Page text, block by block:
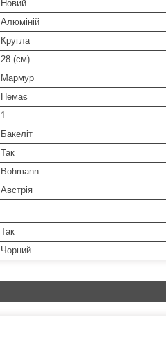
Новий
Алюміній
Кругла
28 (см)
Мармур
Немає
1
Бакеліт
Так
Bohmann
Австрія
Так
Чорний